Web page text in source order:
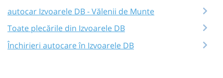
autocar Izvoarele DB - Vălenii de Munte
Toate plecările din Izvoarele DB
Închirieri autocare în Izvoarele DB